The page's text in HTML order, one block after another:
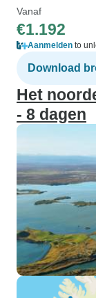
Vanaf
€1.192
Aanmelden to
Download
Het
- 8 dagen